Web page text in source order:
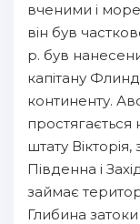
вченими і
він був
р. був
капітану
континенту.
простягається
штату
Південна і
займає
Глибина